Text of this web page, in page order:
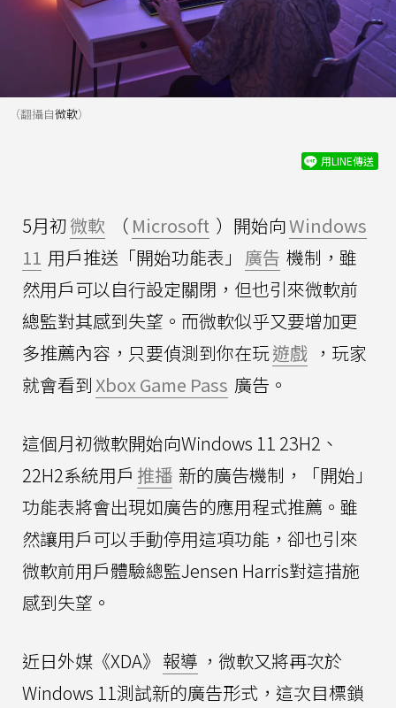
（翻攝自微軟）
用LINE傳送
5月初微軟 （ Microsoft ）開始向Windows
11 用戶推送「開始功能表」 廣告 機制，雖
然用戶可以自行設定關閉，但也引來微軟前
總監對其感到失望。而微軟似乎又要增加更
多推薦內容，只要偵測到你在玩遊戲 ，玩家
就會看到 Xbox Game Pass 廣告。
這個月初微軟開始向Windows 11 23H2、
22H2系統用戶 推播 新的廣告機制，「開始」
功能表將會出現如廣告的應用程式推薦。雖
然讓用戶可以手動停用這項功能，卻也引來
微軟前用戶體驗總監Jensen Harris對這措施
感到失望。
近日外媒《XDA》 報導 ，微軟又將再次於
Windows 11測試新的廣告形式，這次目標鎖